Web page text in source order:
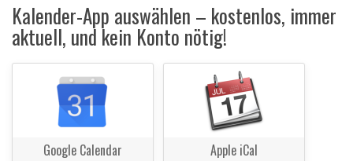
Kalender-App auswählen – kostenlos, immer
aktuell, und kein Konto nötig!
Google Calendar Apple iCal